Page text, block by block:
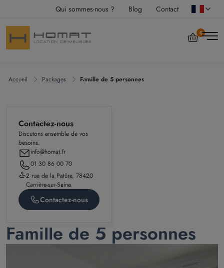
Qui sommes-nous ? Blog Contact
0
Accueil Packages Famille de 5 personnes
Famille de 5 personnes
Contactez-nous
Discutons ensemble de vos
besoins.
info@homat.fr
01 30 86 00 70
2 rue de la Patûre, 78420
Carrière-sur-Seine
Contactez-nous